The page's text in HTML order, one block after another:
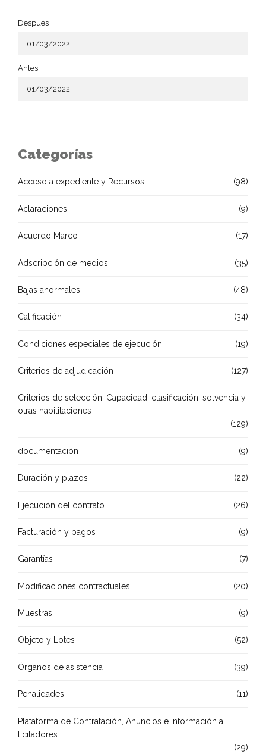
Después
Antes
Categorías
Acceso a expediente y Recursos (98)
Aclaraciones (9)
Acuerdo Marco (17)
Adscripción de medios (35)
Bajas anormales (48)
Calificación (34)
Condiciones especiales de ejecución (19)
Criterios de adjudicación (127)
Criterios de selección: Capacidad, clasificación, solvencia y
otras habilitaciones
(129)
documentación (9)
Duración y plazos (22)
Ejecución del contrato (26)
Facturación y pagos (9)
Garantías (7)
Modificaciones contractuales (20)
Muestras (9)
Objeto y Lotes (52)
Órganos de asistencia (39)
Penalidades (11)
Plataforma de Contratación, Anuncios e Información a
licitadores
(29)